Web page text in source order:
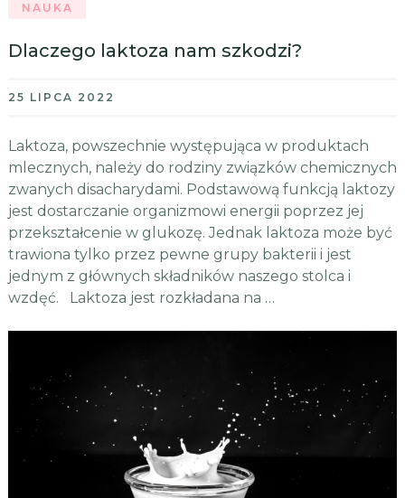
NAUKA
Dlaczego laktoza nam szkodzi?
25 LIPCA 2022
Laktoza, powszechnie występująca w produktach
mlecznych, należy do rodziny związków chemicznych
zwanych disacharydami. Podstawową funkcją laktozy
jest dostarczanie organizmowi energii poprzez jej
przekształcenie w glukozę. Jednak laktoza może być
trawiona tylko przez pewne grupy bakterii i jest
jednym z głównych składników naszego stolca i
wzdęć. Laktoza jest rozkładana na …